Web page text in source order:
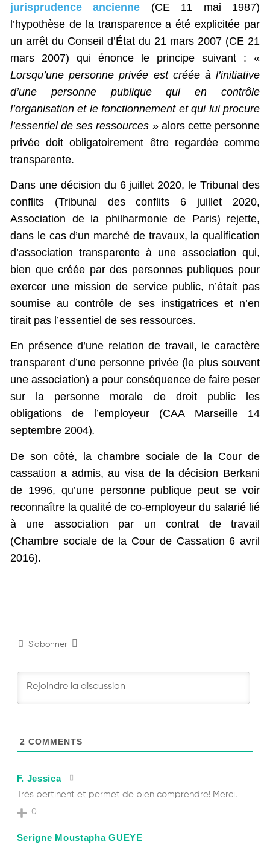
jurisprudence ancienne (CE 11 mai 1987)
l’hypothèse de la transparence a été explicitée par
un arrêt du Conseil d’État du 21 mars 2007 (CE 21
mars 2007) qui énonce le principe suivant : «
Lorsqu’une personne privée est créée à l’initiative
d’une personne publique qui en contrôle
l’organisation et le fonctionnement et qui lui procure
l’essentiel de ses ressources » alors cette personne
privée doit obligatoirement être regardée comme
transparente.
Dans une décision du 6 juillet 2020, le Tribunal des
conflits (Tribunal des conflits 6 juillet 2020,
Association de la philharmonie de Paris) rejette,
dans le cas d’un marché de travaux, la qualification
d’association transparente à une association qui,
bien que créée par des personnes publiques pour
exercer une mission de service public, n’était pas
soumise au contrôle de ses instigatrices et n’en
tirait pas l’essentiel de ses ressources.
En présence d’une relation de travail, le caractère
transparent d’une personne privée (le plus souvent
une association) a pour conséquence de faire peser
sur la personne morale de droit public les
obligations de l’employeur (CAA Marseille 14
septembre 2004).
De son côté, la chambre sociale de la Cour de
cassation a admis, au visa de la décision Berkani
de 1996, qu’une personne publique peut se voir
reconnaître la qualité de co-employeur du salarié lié
à une association par un contrat de travail
(Chambre sociale de la Cour de Cassation 6 avril
2016).
S’abonner
2 COMMENTS
F. Jessica
Très pertinent et permet de bien comprendre! Merci.
0
Serigne Moustapha GUEYE